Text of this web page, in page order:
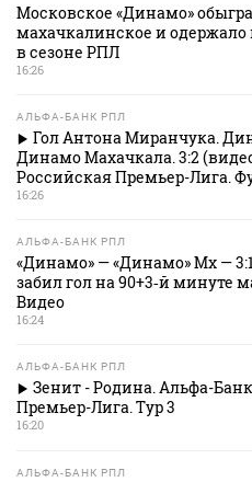
Московское «Динамо»
махачкалинское и одержало
в сезоне РПЛ
16:26
АЛЬФА-БАНК РПЛ
Гол Антона Миранчука.
Динамо Махачкала. 3:2
Российская Премьер-Лига.
16:26
АЛЬФА-БАНК РПЛ
«Динамо» — «Динамо» Мх —
забил гол на 90+3‑й минуте
Видео
16:24
АЛЬФА-БАНК РПЛ
Зенит - Родина. Альфа-
Премьер-Лига. Тур 3
16:20
АЛЬФА-БАНК РПЛ